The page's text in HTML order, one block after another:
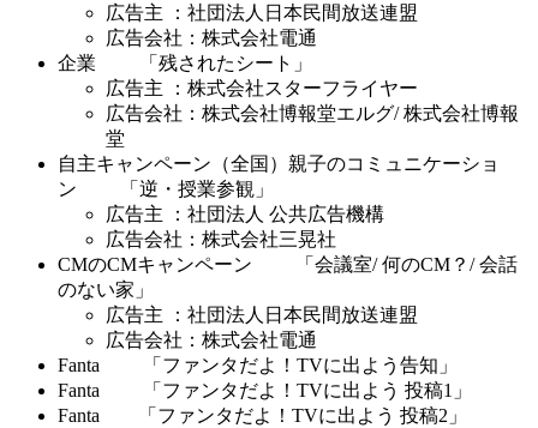
広告主 ：社団法人日本民間放送連盟
広告会社：株式会社電通
企業 「残されたシート」
広告主 ：株式会社スターフライヤー
広告会社：株式会社博報堂エルグ/ 株式会社博報
堂
自主キャンペーン（全国）親子のコミュニケーショ
ン 「逆・授業参観」
広告主 ：社団法人 公共広告機構
広告会社：株式会社三晃社
CMのCMキャンペーン 「会議室/ 何のCM？/ 会話
のない家」
広告主 ：社団法人日本民間放送連盟
広告会社：株式会社電通
Fanta 「ファンタだよ！TVに出よう告知」
Fanta 「ファンタだよ！TVに出よう 投稿1」
Fanta 「ファンタだよ！TVに出よう 投稿2」